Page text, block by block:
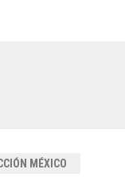
MÉXICO